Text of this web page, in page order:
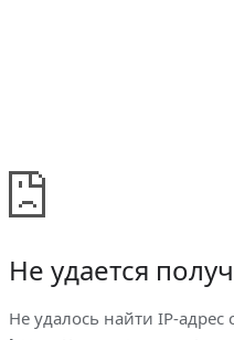
Не удается
Не удалось найти IP-адрес